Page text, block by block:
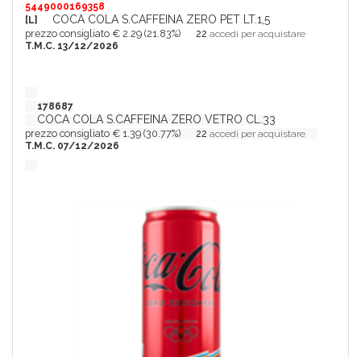
5449000169358
[L]
COCA COLA S.CAFFEINA ZERO PET LT.1,5
prezzo consigliato € 2.29 (21.83%) 22 accedi per acquistare
T.M.C. 13/12/2026
178687
COCA COLA S.CAFFEINA ZERO VETRO CL.33
prezzo consigliato € 1.39 (30.77%) 22 accedi per acquistare
T.M.C. 07/12/2026